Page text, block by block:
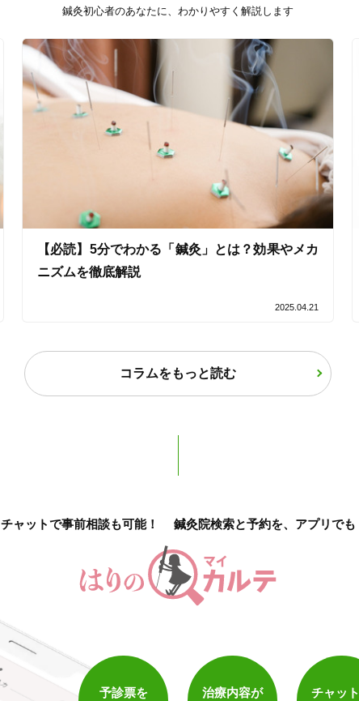
バリアフリー 個室完備
女性限定
丁寧な説明
経験豊富なスタッフ在籍
地域支援クーポン可
件 検索結果を見る
「健康にはりを見た」
鍼灸初心者のあなたに、わかりやすく解説します
【必読】5分でわかる「鍼灸」とは？効果やメカ
ニズムを徹底解説
2025.04.21
コラムをもっと読む
チャットで事前相談も可能！ 鍼灸院検索と予約を、アプリでも
予診票を
治療内容が
チャッ